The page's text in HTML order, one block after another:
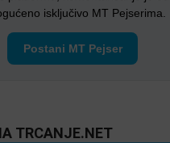
isključivo MT Pejserima.
Postani MT Pejser
TRCANJE.NET